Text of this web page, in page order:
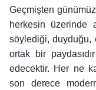
Geçmişten
herkesin üzerinde
söylediği, duyduğu,
ortak bir
edecektir. Her ne
son derece